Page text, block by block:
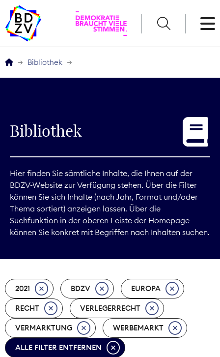
Service
Digitales
Kommunikation
Marktdaten
Nachhaltigkeit
Nachwuchs
Nova Award
Bibliothek
Bibliothek
Hier finden Sie sämtliche Inhalte, die Ihnen auf der
BDZV-Website zur Verfügung stehen. Über die Filter
können Sie sich Inhalte (nach Jahr, Format und/oder
Thema sortiert) anzeigen lassen. Über die
Suchfunktion in der oberen Leiste der Homepage
können Sie konkret mit Begriffen nach Inhalten suchen.
2021 BDZV EUROPA
RECHT VERLEGERRECHT
VERMARKTUNG WERBEMARKT
ALLE FILTER ENTFERNEN